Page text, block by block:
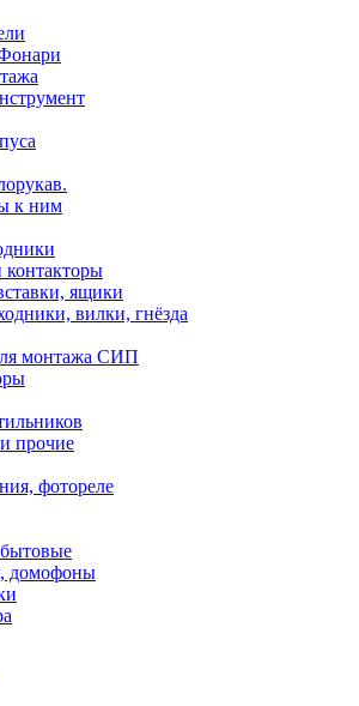
к ним
контакторы
ящики
вилки, гнёзда
монтажа СИП
прочие
фотореле
домофоны